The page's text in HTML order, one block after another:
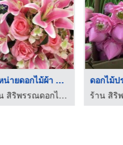
รับจัดดอกไม้ ช่อ แจก ...
ร้าน สิริพรรณดอกไม้ผ้า พิษณุโลก